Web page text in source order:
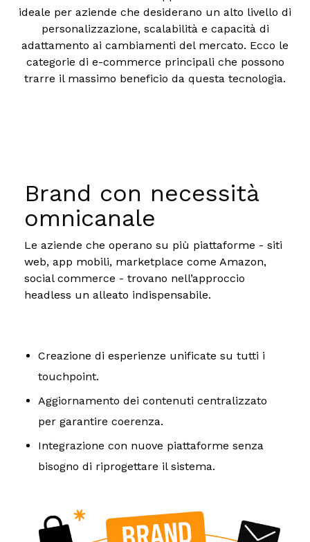
ideale per aziende che desiderano un alto livello di
personalizzazione, scalabilità e capacità di
adattamento ai cambiamenti del mercato. Ecco le
categorie di e-commerce principali che possono
trarre il massimo beneficio da questa tecnologia.
Brand con necessità
omnicanale
Le aziende che operano su più piattaforme - siti
web, app mobili, marketplace come Amazon,
social commerce - trovano nell’approccio
headless un alleato indispensabile.
Creazione di esperienze unificate su tutti i
touchpoint.
Aggiornamento dei contenuti centralizzato
per garantire coerenza.
Integrazione con nuove piattaforme senza
bisogno di riprogettare il sistema.